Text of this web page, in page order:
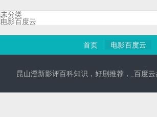
未分类
电影百度云
首页 电影百度云
昆山澄新影评百科知识，好剧推荐，_百度云